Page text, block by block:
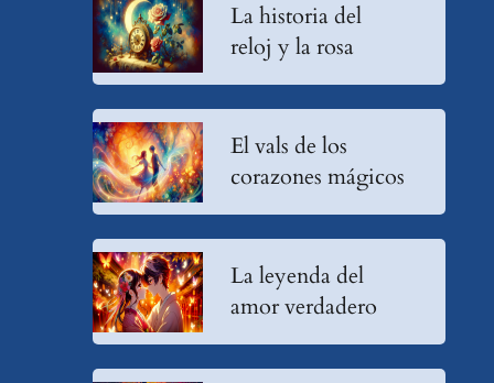
La historia del
reloj y la rosa
El vals de los
corazones mágicos
La leyenda del
amor verdadero